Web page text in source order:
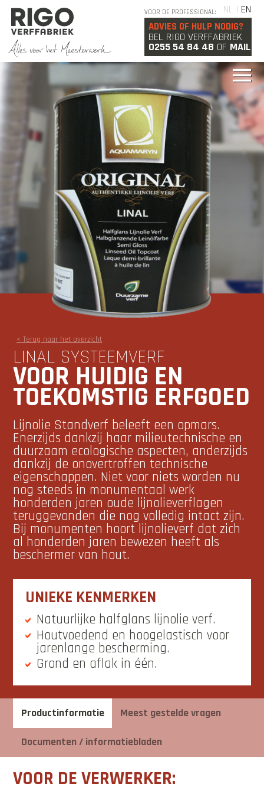
NL | EN
VOOR DE PROFESSIONAL:
ADVIES OF HULP NODIG?
BEL RIGO VERFFABRIEK
0255 54 84 48 OF MAIL
< Terug naar het overzicht
LINAL SYSTEEMVERF
VOOR HUIDIG EN
TOEKOMSTIG ERFGOED
Lijnolie Standverf beleeft een opmars.
Enerzijds dankzij haar milieutechnische en
duurzaam ecologische aspecten, anderzijds
dankzij de onovertroffen technische
eigenschappen. Niet voor niets worden nu
nog steeds in monumentaal werk
honderden jaren oude lijnolieverflagen
teruggevonden die nog volledig intact zijn.
Bij monumenten hoort lijnolieverf dat zich
al honderden jaren bewezen heeft als
beschermer van hout.
UNIEKE KENMERKEN
Natuurlijke halfglans lijnolie verf.
Houtvoedend en hoogelastisch voor
jarenlange bescherming.
Grond en aflak in één.
Productinformatie Meest gestelde vragen
Documenten / informatiebladen
VOOR DE VERWERKER: